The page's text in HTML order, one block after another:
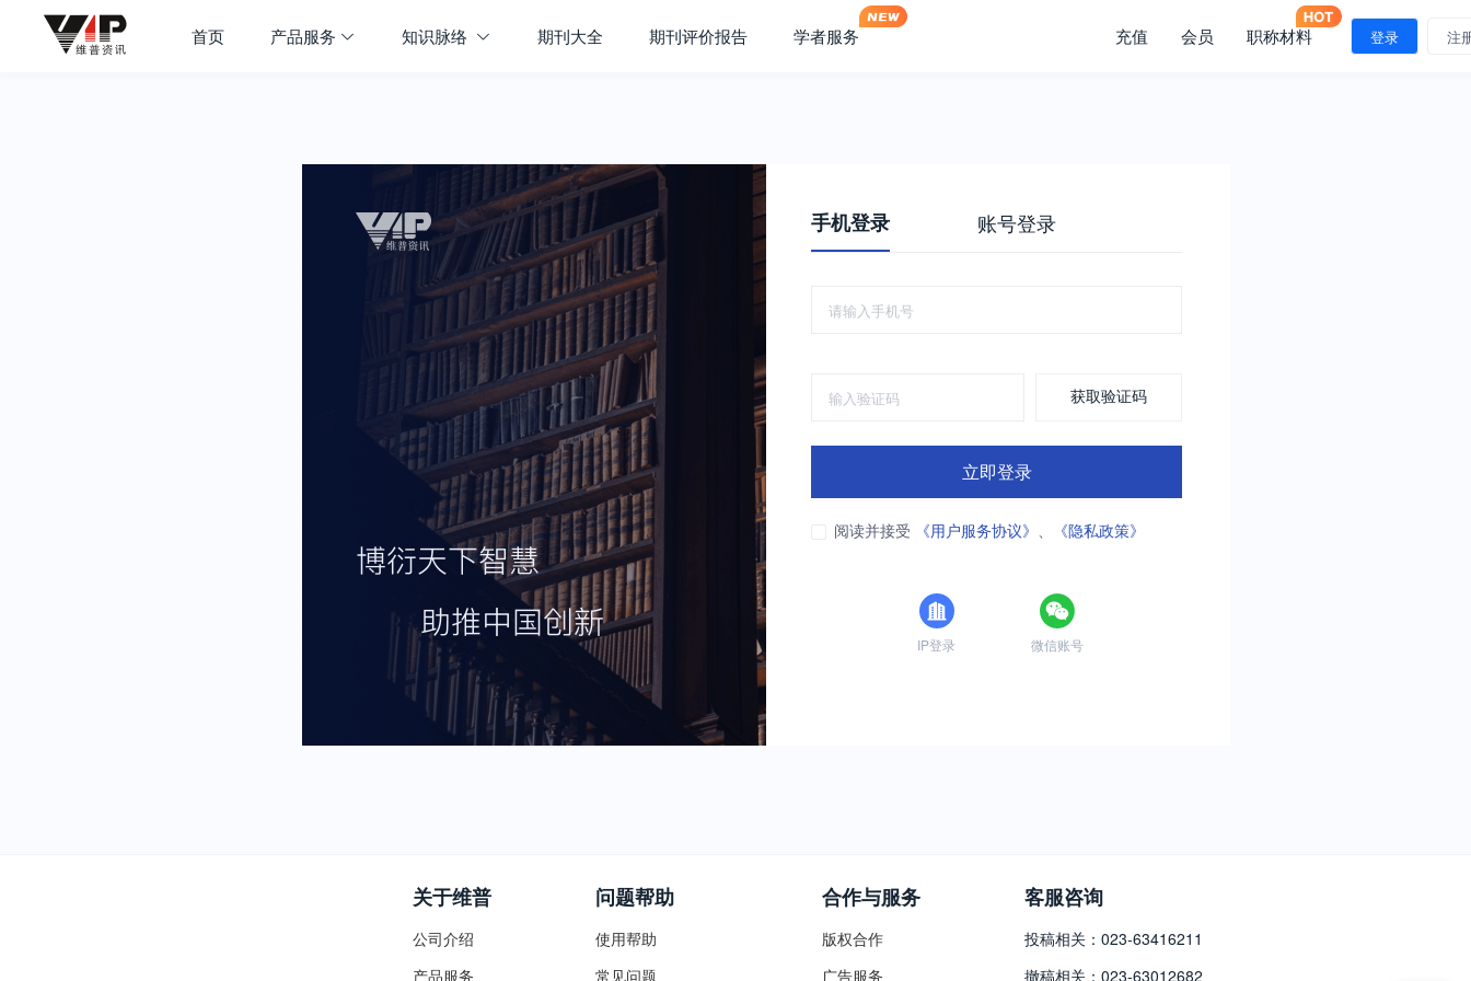
首页 产品服务 知识脉络 期刊大全 期刊评价报告 学者服务 充值 会员 职称材料 登录 注
手机登录 账号登录
获取验证码
立即登录
阅读并接受 《用户服务协议》 、 《隐私政策》
IP登录 微信账号
关于维普
公司介绍
产品服务
问题帮助
使用帮助
常见问题
合作与服务
版权合作
广告服务
客服咨询
投稿相关：023-63416211
撤稿相关：023-63012682